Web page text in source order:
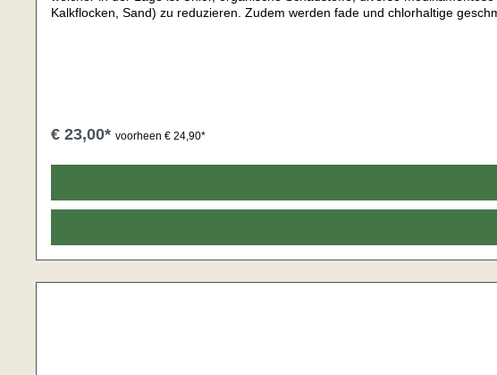
Kalkflocken, Sand) zu reduzieren. Zudem werden fade und chlorhaltige
€ 23,00* voorheen € 24,90*